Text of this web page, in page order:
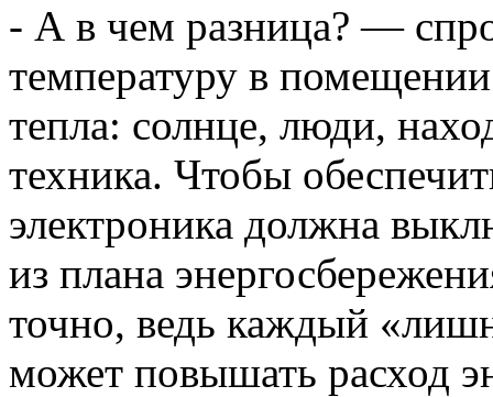
- А в чем разница? —
температуру в
тепла: солнце, люди,
техника. Чтобы
электроника должна
из плана
точно, ведь каждый
может повышать расход